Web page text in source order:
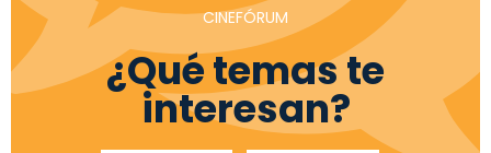
CINEFÓRUM
¿Qué temas te
interesan?